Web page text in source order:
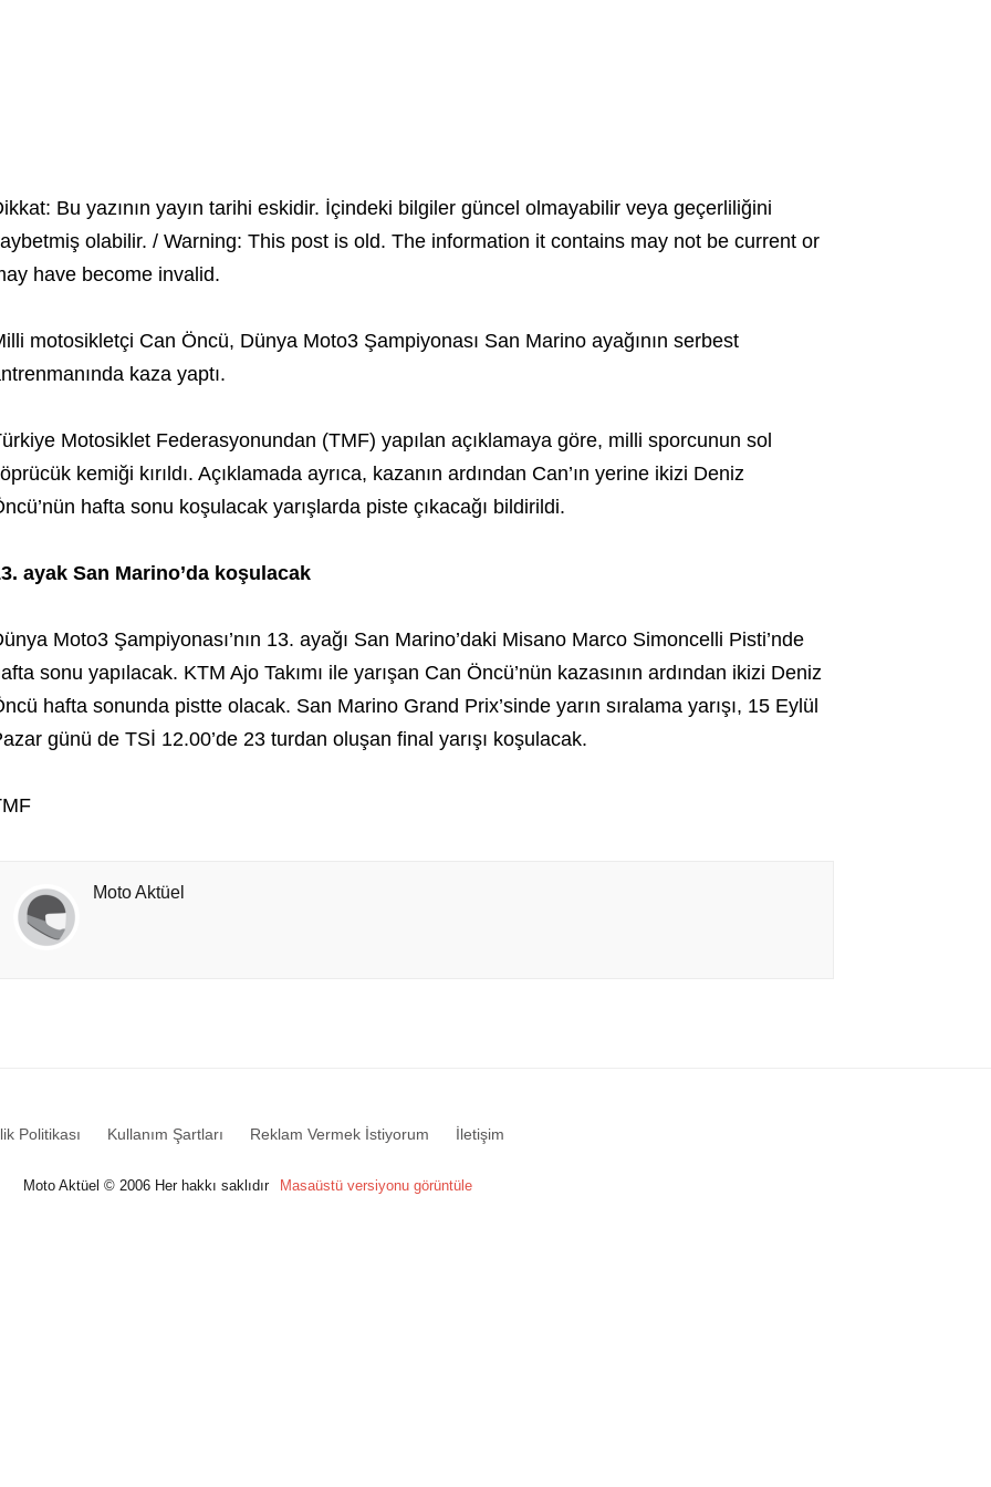
Bu yazının yayın tarihi eskidir. İçindeki bilgiler güncel olmayabilir veya geçerliliğini
olabilir. / Warning: This post is old. The information it contains may not be current or
have become invalid.
motosikletçi Can Öncü, Dünya Moto3 Şampiyonası San Marino ayağının serbest
kaza yaptı.
Motosiklet Federasyonundan (TMF) yapılan açıklamaya göre, milli sporcunun sol
kemiği kırıldı. Açıklamada ayrıca, kazanın ardından Can’ın yerine ikizi Deniz
hafta sonu koşulacak yarışlarda piste çıkacağı bildirildi.
ayak San Marino’da koşulacak
Moto3 Şampiyonası’nın 13. ayağı San Marino’daki Misano Marco Simoncelli Pisti’nde
sonu yapılacak. KTM Ajo Takımı ile yarışan Can Öncü’nün kazasının ardından ikizi Deniz
hafta sonunda pistte olacak. San Marino Grand Prix’sinde yarın sıralama yarışı, 15 Eylül
günü de TSİ 12.00’de 23 turdan oluşan final yarışı koşulacak.
Moto Aktüel
Politikası Kullanım Şartları Reklam Vermek İstiyorum İletişim
Moto Aktüel © 2006 Her hakkı saklıdır Masaüstü versiyonu görüntüle